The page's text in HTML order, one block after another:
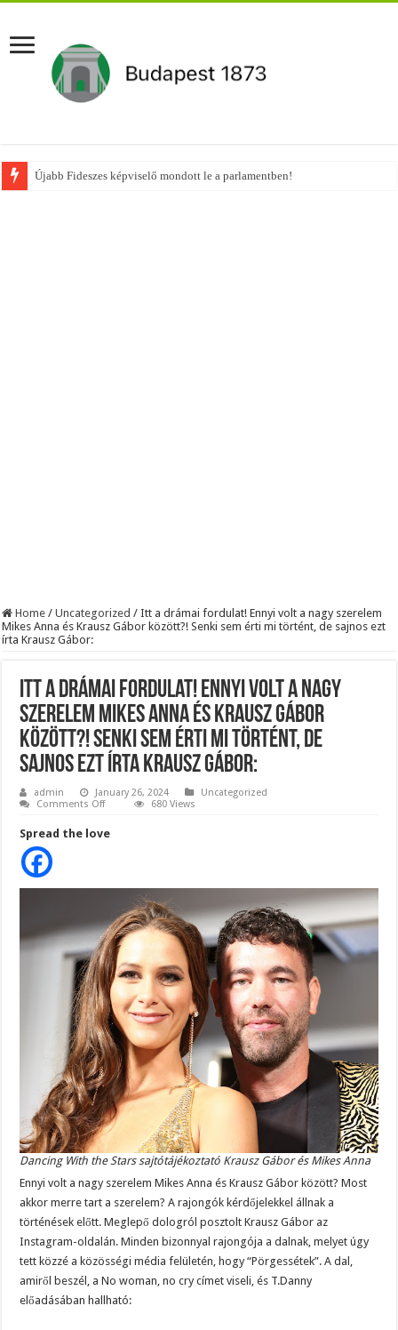
Újabb Fideszes képviselő mondott le a parlamentben!
Home / Uncategorized / Itt a drámai fordulat! Ennyi volt a nagy szerelem
Mikes Anna és Krausz Gábor között?! Senki sem érti mi történt, de sajnos ezt
írta Krausz Gábor:
Itt a drámai fordulat! Ennyi volt a nagy
szerelem Mikes Anna és Krausz Gábor
között?! Senki sem érti mi történt, de
sajnos ezt írta Krausz Gábor:
admin January 26, 2024
Uncategorized
Comments Offon
drámai
szerelem
Mikes
Anna
és
Krausz
Gábor
között?!
Senki
sem
érti
mi
történt,
de
sajnos
ezt
írta
Krausz
Gábor:
680 Views
Spread the love
Dancing With the Stars sajtótájékoztató Krausz Gábor és Mikes Anna
Ennyi volt a nagy szerelem Mikes Anna és Krausz Gábor között? Most
akkor merre tart a szerelem? A rajongók kérdőjelekkel állnak a
történések előtt. Meglepő dologról posztolt Krausz Gábor az
Instagram-oldalán. Minden bizonnyal rajongója a dalnak, melyet úgy
tett közzé a közösségi média felületén, hogy “Pörgessétek”. A dal,
amiről beszél, a No woman, no cry címet viseli, és T.Danny
előadásában hallható: